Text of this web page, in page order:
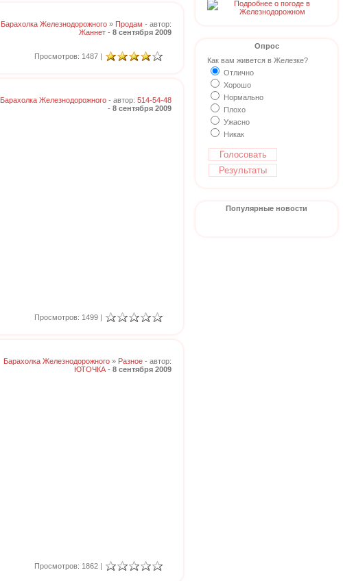
Барахолка Железнодорожного » Продам - автор:
Жаннет - 8 сентября 2009
Просмотров: 1487 |
Барахолка Железнодорожного - автор: 514-54-48
- 8 сентября 2009
Просмотров: 1499 |
Барахолка Железнодорожного » Разное - автор:
ЮТОЧКА - 8 сентября 2009
Просмотров: 1862 |
Опрос
Как вам живется в Железке?
Отлично
Хорошо
Нормально
Плохо
Ужасно
Никак
Популярные новости